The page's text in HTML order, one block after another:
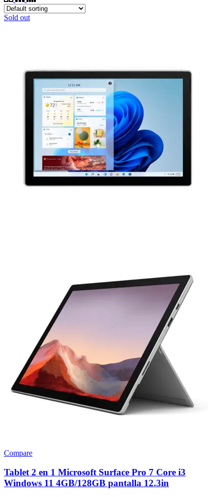
Sold out
Compare
Tablet 2 en 1 Microsoft Surface Pro 7 Core i3
Windows 11 4GB/128GB pantalla 12.3in